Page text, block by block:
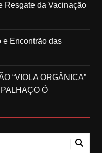
Resgate da Vacinação
e Encontrão das
“VIOLA ORGÂNICA”
Ó